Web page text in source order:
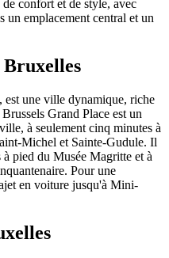
confort et de style, avec
un emplacement central et un
une ville dynamique, riche
Grand Place est un
à seulement cinq minutes à
Michel et Sainte-Gudule. Il
à pied du Musée Magritte et à
Pour une
en voiture jusqu'à Mini-